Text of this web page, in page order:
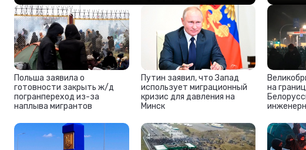
Польша заявила о
готовности закрыть ж/д
погранпереход из-за
наплыва мигрантов
Путин заявил, что Запад
использует миграционный
кризис для давления на
Минск
на